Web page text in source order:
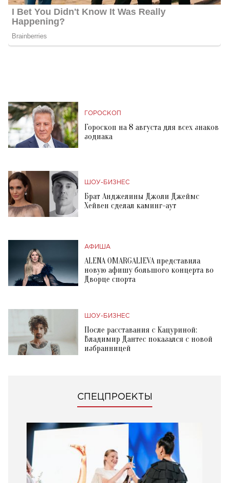
ГОРОСКОП
Гороскоп на 8 августа для всех знаков
зодиака
ШОУ-БИЗНЕС
Брат Анджелины Джоли Джеймс
Хейвен сделал каминг-аут
АФИША
ALENA OMARGALIEVA представила
новую афишу большого концерта во
Дворце спорта
ШОУ-БИЗНЕС
После расставания с Кацуриной:
Владимир Дантес показался с новой
избранницей
СПЕЦПРОЕКТЫ